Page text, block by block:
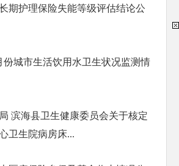
期护理保险失能等级评估结论公
份城市生活饮用水卫生状况监测情
滨海县卫生健康委员会关于核定
卫生院病房床...